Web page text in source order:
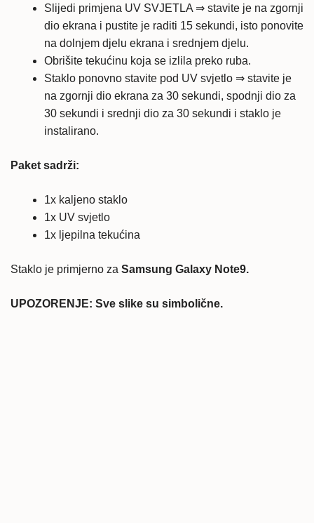
Slijedi primjena UV SVJETLA ⇒ stavite je na zgornji
dio ekrana i pustite je raditi 15 sekundi, isto ponovite
na dolnjem djelu ekrana i srednjem djelu.
Obrišite tekućinu koja se izlila preko ruba.
Staklo ponovno stavite pod UV svjetlo ⇒ stavite je
na zgornji dio ekrana za 30 sekundi, spodnji dio za
30 sekundi i srednji dio za 30 sekundi i staklo je
instalirano.
Paket sadrži:
1x kaljeno staklo
1x UV svjetlo
1x ljepilna tekućina
Staklo je primjerno za Samsung Galaxy Note9.
UPOZORENJE: Sve slike su simbolične.